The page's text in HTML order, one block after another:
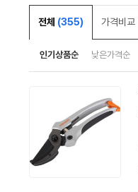
전체 (355) 가격비교
인기상품순 낮은가격순